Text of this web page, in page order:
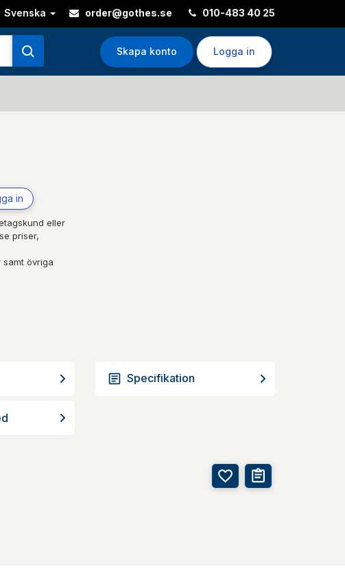
Svenska order@gothes.se 010-483 40 25
Skapa konto Logga in
in
eller
priser,
övriga
Specifikation